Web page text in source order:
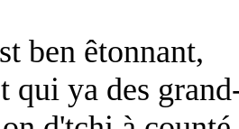
ben êtonnant,
qui ya des